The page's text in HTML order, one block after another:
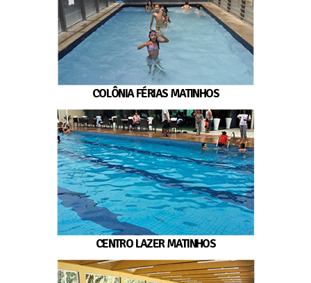
COLÔNIA FÉRIAS MATINHOS
CENTRO LAZER MATINHOS